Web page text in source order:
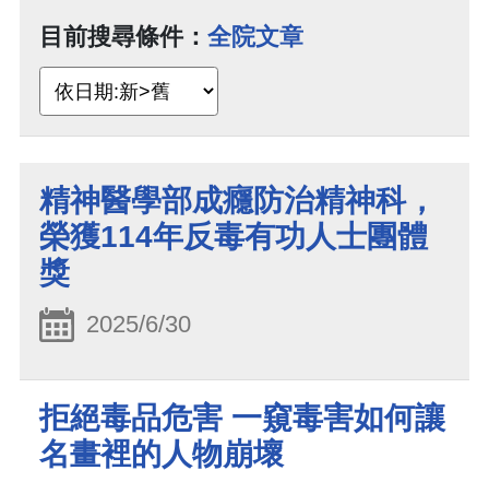
目前搜尋條件： 全院文章
精神醫學部成癮防治精神科，
榮獲114年反毒有功人士團體
獎
2025/6/30
拒絕毒品危害 一窺毒害如何讓
名畫裡的人物崩壞